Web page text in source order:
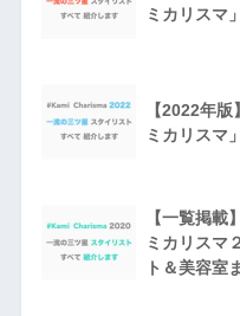
ミカリスマ
【2022年
ミカリスマ
【一覧掲載
ミカリスマ
ト＆美容室